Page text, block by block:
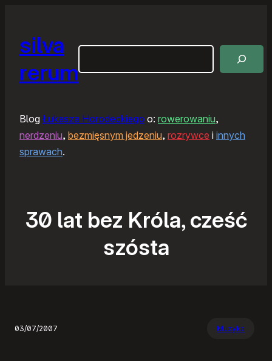
silva
rerum
Blog Łukasza Horodeckiego o: rowerowaniu,
nerdzeniu, bezmięsnym jedzeniu, rozrywce i innych
sprawach.
30 lat bez Króla, cześć
szósta
03/07/2007 Muzyka